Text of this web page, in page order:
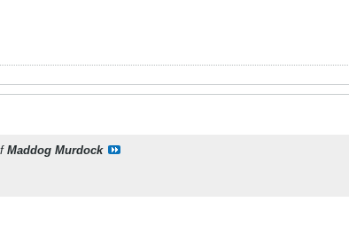
Maddog Murdock